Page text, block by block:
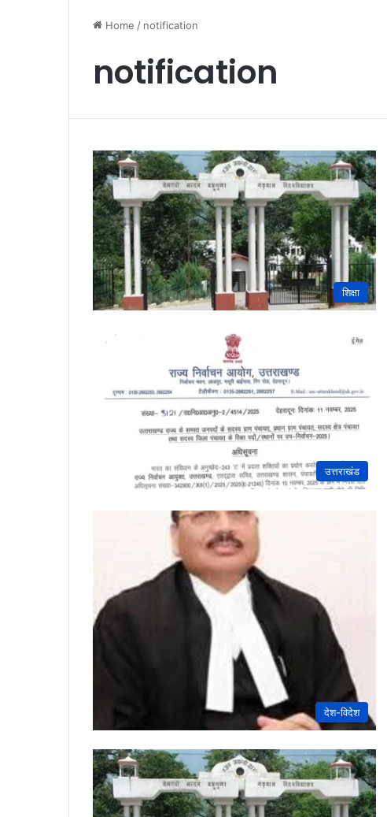
Home / notification
notification
शिक्षा
उत्तराखंड
देश-विदेश